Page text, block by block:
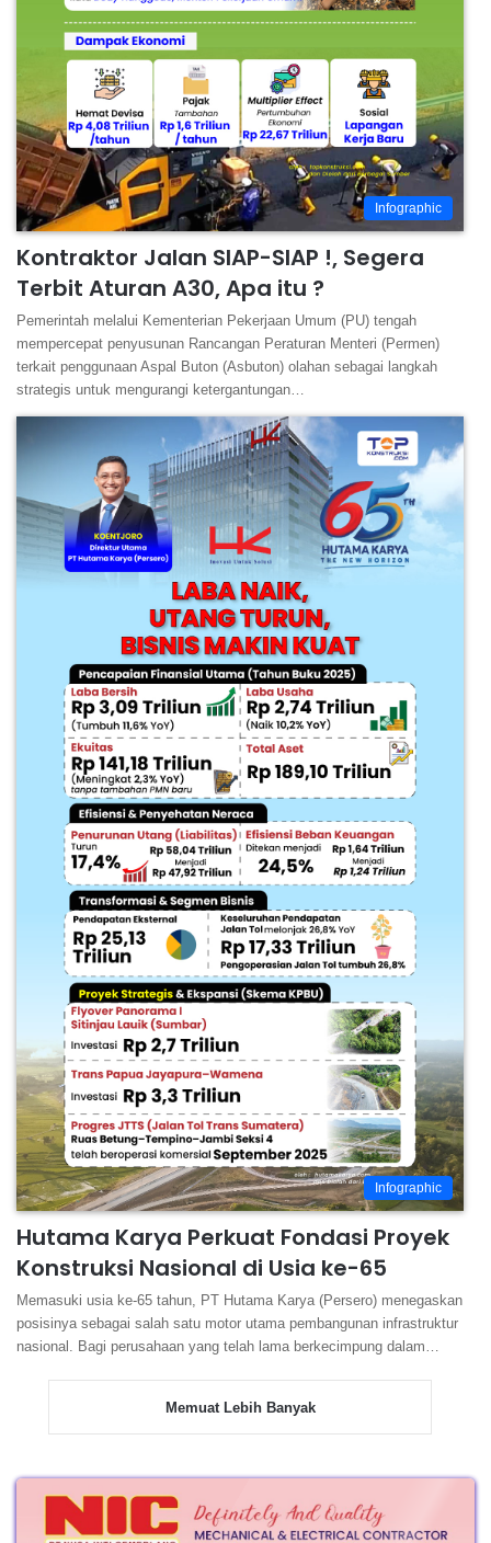
Infographic
Kontraktor Jalan SIAP-SIAP !, Segera
Terbit Aturan A30, Apa itu ?
Pemerintah melalui Kementerian Pekerjaan Umum (PU) tengah
mempercepat penyusunan Rancangan Peraturan Menteri (Permen)
terkait penggunaan Aspal Buton (Asbuton) olahan sebagai langkah
strategis untuk mengurangi ketergantungan…
Infographic
Hutama Karya Perkuat Fondasi Proyek
Konstruksi Nasional di Usia ke-65
Memasuki usia ke-65 tahun, PT Hutama Karya (Persero) menegaskan
posisinya sebagai salah satu motor utama pembangunan infrastruktur
nasional. Bagi perusahaan yang telah lama berkecimpung dalam…
Memuat Lebih Banyak